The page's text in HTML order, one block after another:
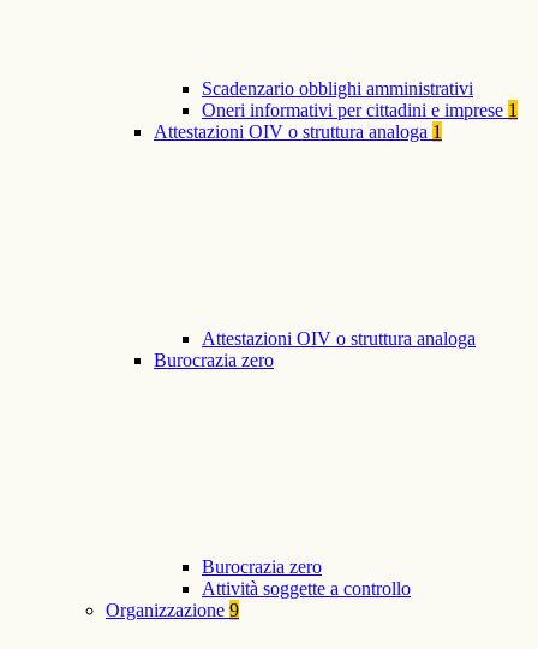
Scadenzario obblighi amministrativi
Oneri informativi per cittadini e imprese 1
Attestazioni OIV o struttura analoga 1
Attestazioni OIV o struttura analoga
Burocrazia zero
Burocrazia zero
Attività soggette a controllo
Organizzazione 9